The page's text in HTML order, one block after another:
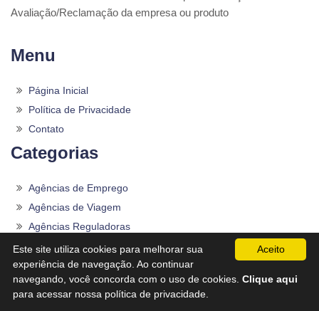
Avaliação/Reclamação da empresa ou produto
Menu
Página Inicial
Política de Privacidade
Contato
Categorias
Agências de Emprego
Agências de Viagem
Agências Reguladoras
Alimentos
Aplicativos
Assistência Técnica
Aceito
Este site utiliza cookies para melhorar sua
experiência de navegação. Ao continuar
navegando, você concorda com o uso de cookies. Clique aqui
para acessar nossa política de privacidade.